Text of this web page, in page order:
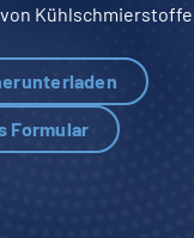
Formular